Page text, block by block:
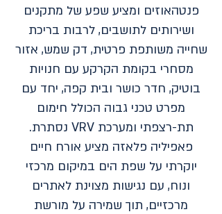
פנטהאוזים ומציע שפע של מתקנים
ושירותים לתושבים, לרבות בריכת
שחייה משותפת פרטית, דק שמש, אזור
מסחרי בקומת הקרקע עם חנויות
בוטיק, חדר כושר ובית קפה, יחד עם
מפרט טכני גבוה הכולל חימום
תת-רצפתי ומערכת VRV נסתרת.
פאפיליה פלאזה מציע אורח חיים
יוקרתי על שפת הים במיקום מרכזי
ונוח, עם נגישות מצוינת לאתרים
מרכזיים, תוך שמירה על מורשת